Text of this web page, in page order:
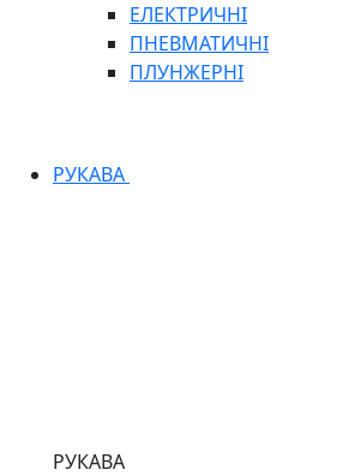
ЕЛЕКТРИЧНІ
ПНЕВМАТИЧНІ
ПЛУНЖЕРНІ
РУКАВА
РУКАВА